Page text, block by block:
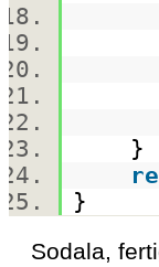
}
}
Sodala,